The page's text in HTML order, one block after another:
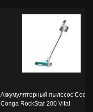
Аккумуляторный пылесос
Conga RockStar 200 Vital